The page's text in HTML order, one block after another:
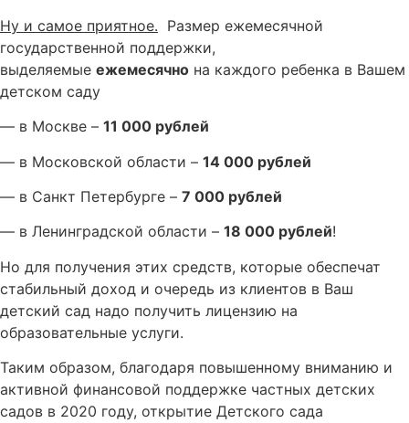
Ну и самое приятное. Размер ежемесячной
государственной поддержки,
выделяемые ежемесячно на каждого ребенка в Вашем
детском саду
— в Москве – 11 000 рублей
— в Московской области – 14 000 рублей
— в Санкт Петербурге – 7 000 рублей
— в Ленинградской области – 18 000 рублей!
Но для получения этих средств, которые обеспечат
стабильный доход и очередь из клиентов в Ваш
детский сад надо получить лицензию на
образовательные услуги.
Таким образом, благодаря повышенному вниманию и
активной финансовой поддержке частных детских
садов в 2020 году, открытие Детского сада